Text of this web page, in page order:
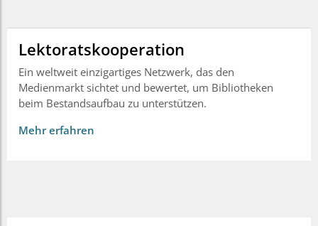
Lektoratskooperation
Ein weltweit einzigartiges Netzwerk, das den
Medienmarkt sichtet und bewertet, um Bibliotheken
beim Bestandsaufbau zu unterstützen.
Mehr erfahren